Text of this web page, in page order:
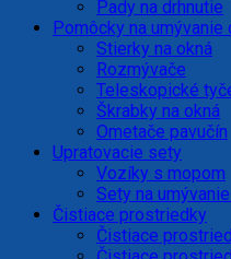
Pady na drhnutie
Pomôcky na umývanie
Stierky na okná
Rozmývače
Teleskopické
Škrabky na okná
Ometače pavučín
Upratovacie sety
Vozíky s mopom
Sety na
Čistiace prostriedky
Čistiace